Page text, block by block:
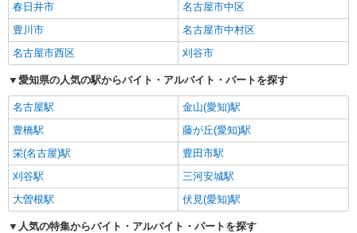
春日井市
名古屋市中区
豊川市
名古屋市中村区
名古屋市西区
刈谷市
愛知県の人気の駅からバイト・アルバイト・パートを探す
名古屋駅
金山(愛知)駅
豊橋駅
藤が丘(愛知)駅
栄(名古屋)駅
豊田市駅
刈谷駅
三河安城駅
大曽根駅
伏見(愛知)駅
人気の特集からバイト・アルバイト・パートを探す